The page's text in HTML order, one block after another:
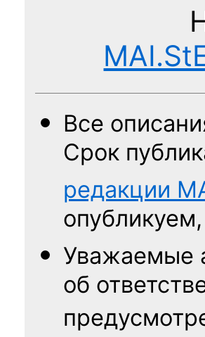
Все
Срок
редакции
Уважаемые
об